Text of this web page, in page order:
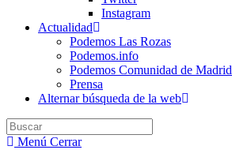
Instagram
Actualidad
Podemos Las Rozas
Podemos.info
Podemos Comunidad de Madrid
Prensa
Alternar búsqueda de la web
Menú Cerrar